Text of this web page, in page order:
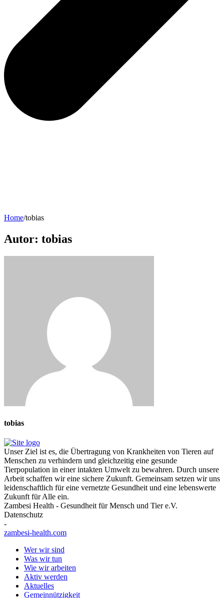
Home/tobias
Autor: tobias
tobias
Unser Ziel ist es, die Übertragung von Krankheiten von Tieren auf
Menschen zu verhindern und gleichzeitig eine gesunde
Tierpopulation in einer intakten Umwelt zu bewahren. Durch unsere
Arbeit schaffen wir eine sichere Zukunft. Gemeinsam setzen wir uns
leidenschaftlich für eine vernetzte Gesundheit und eine lebenswerte
Zukunft für Alle ein.
Zambesi Health - Gesundheit für Mensch und Tier e.V.
Datenschutz
-
zambesi-health.com
Wer wir sind
Was wir tun
Wie wir arbeiten
Aktiv werden
Aktuelles
Gemeinnützigkeit